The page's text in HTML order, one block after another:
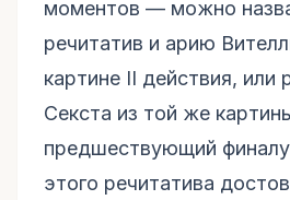
моментов — можно
речитатив и арию
картине II действия, или
Секста из той же
предшествующий
этого речитатива